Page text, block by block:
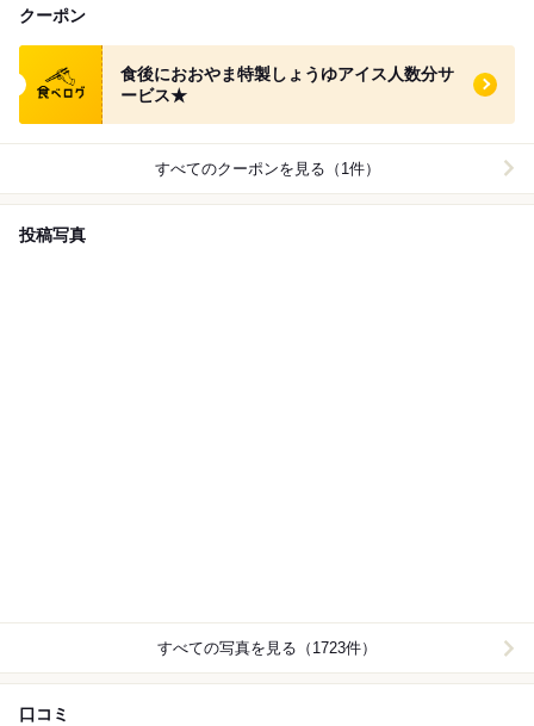
クーポン
食べログ クーポン
食後におおやま特製しょうゆアイス人数分サ
ービス★
すべてのクーポンを見る（1件）
投稿写真
すべての写真を見る（1723件）
口コミ